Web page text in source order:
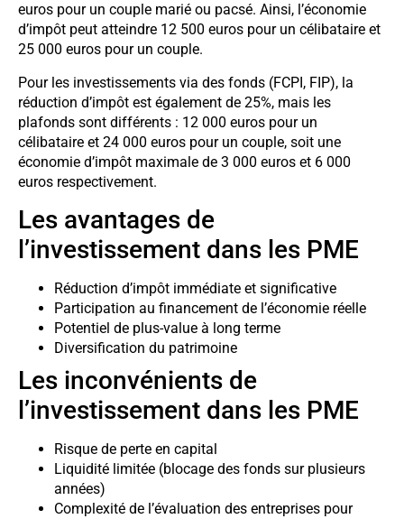
euros pour un couple marié ou pacsé. Ainsi, l’économie
d’impôt peut atteindre 12 500 euros pour un célibataire et
25 000 euros pour un couple.
Pour les investissements via des fonds (FCPI, FIP), la
réduction d’impôt est également de 25%, mais les
plafonds sont différents : 12 000 euros pour un
célibataire et 24 000 euros pour un couple, soit une
économie d’impôt maximale de 3 000 euros et 6 000
euros respectivement.
Les avantages de
l’investissement dans les PME
Réduction d’impôt immédiate et significative
Participation au financement de l’économie réelle
Potentiel de plus-value à long terme
Diversification du patrimoine
Les inconvénients de
l’investissement dans les PME
Risque de perte en capital
Liquidité limitée (blocage des fonds sur plusieurs
années)
Complexité de l’évaluation des entreprises pour